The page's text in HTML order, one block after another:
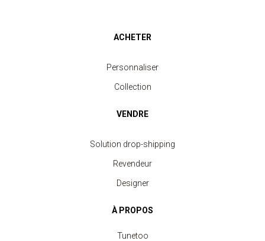
ACHETER
Personnaliser
Collection
VENDRE
Solution drop-shipping
Revendeur
Designer
À PROPOS
Tunetoo